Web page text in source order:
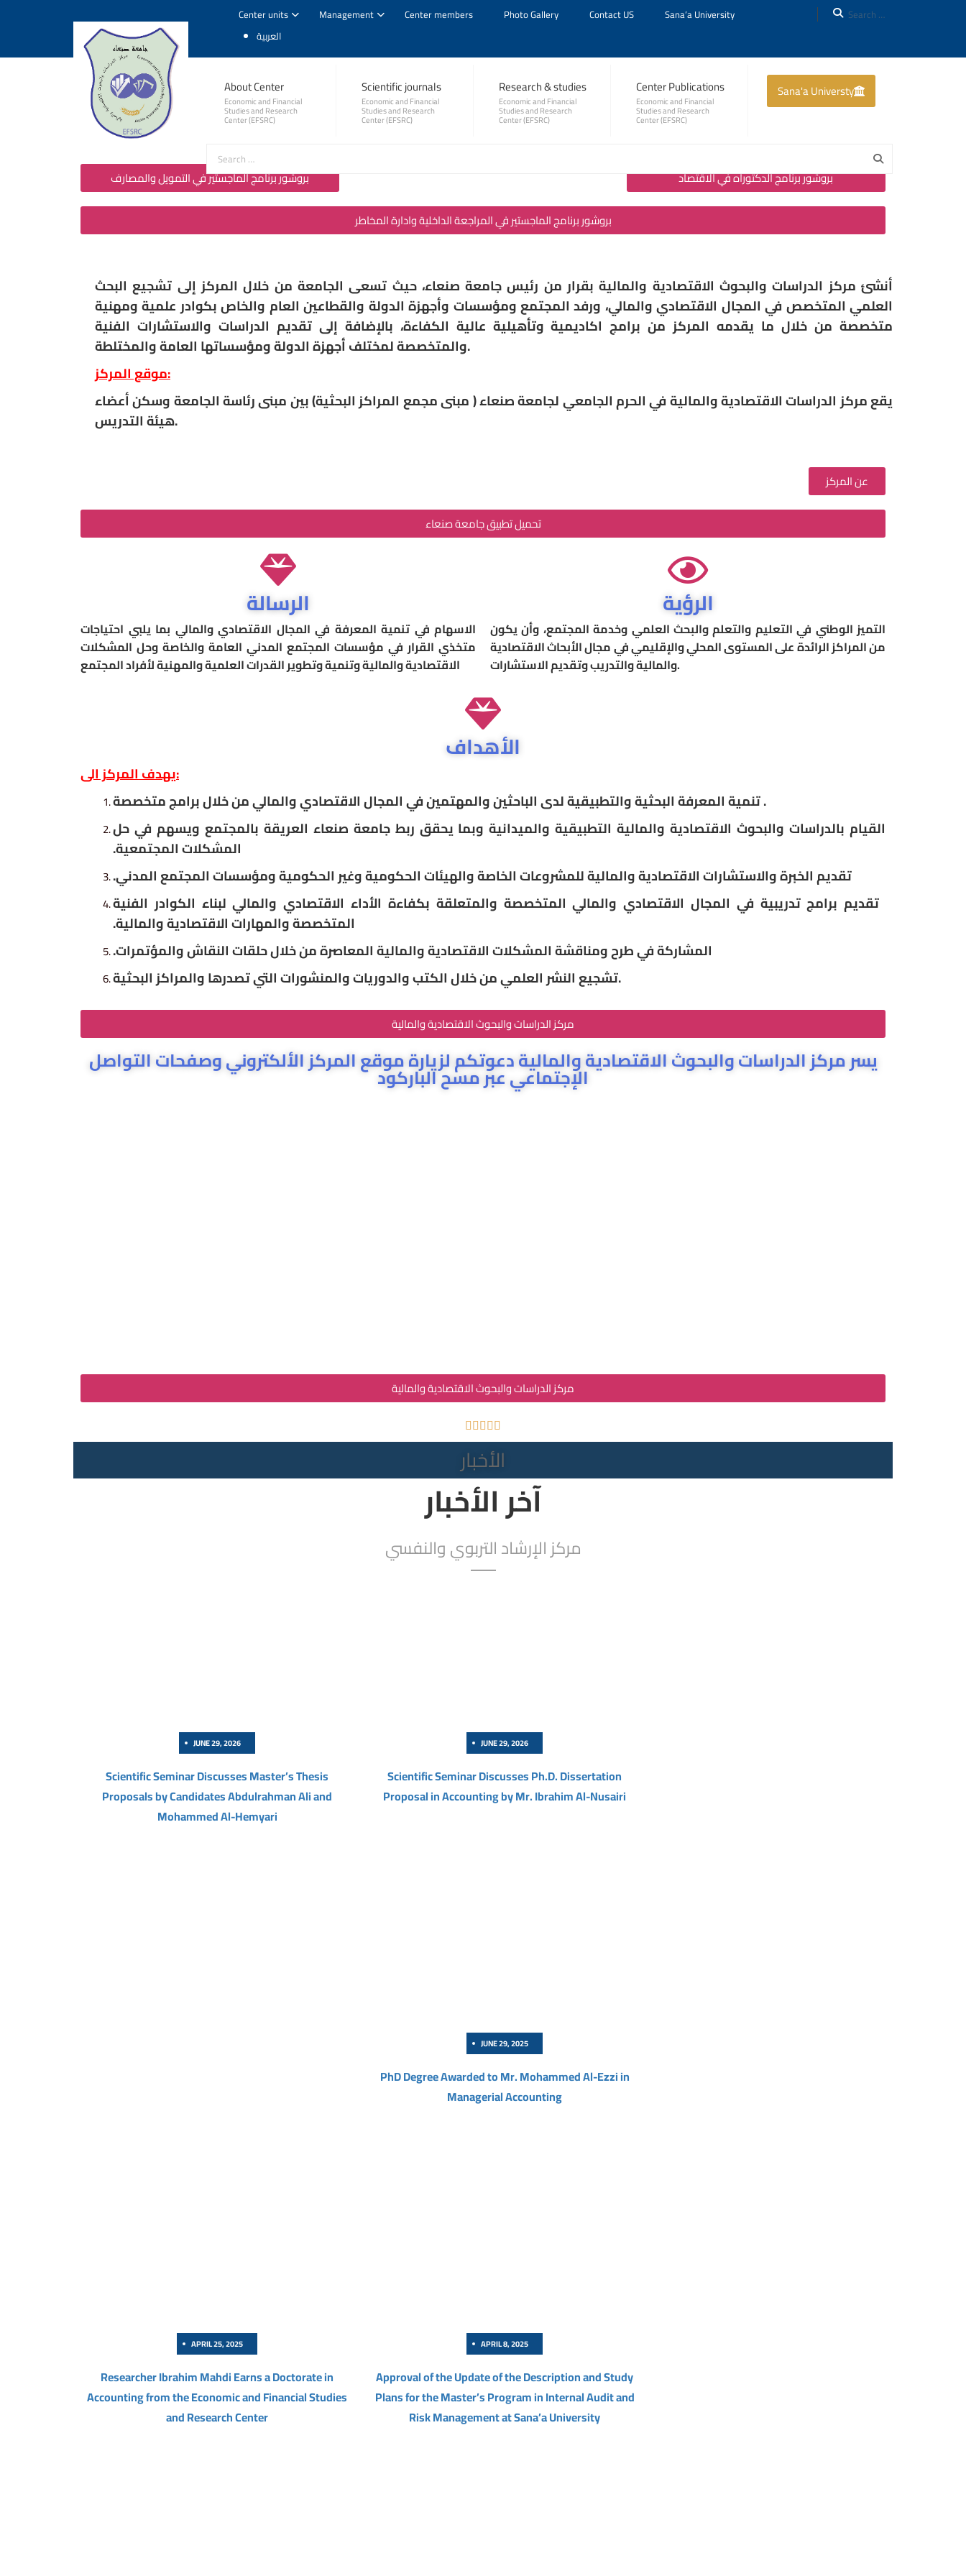
Center units Management Center members Photo Gallery Contact US
Sana’a University
العربية
About Center
Economic and Financial
Studies and Research
Center (EFSRC)
Scientific journals
Economic and Financial
Studies and Research
Center (EFSRC)
Research & studies
Economic and Financial
Studies and Research
Center (EFSRC)
Center Publications
Economic and Financial
Studies and Research
Center (EFSRC)
Sana'a Universty
مركز الدراسات والبحوث الاقتصادية والمالية
جامعة صنعاء
بروشور برنامج الماجستير في التمويل والمصارف بروشور برنامج الدكتوراه في الاقتصاد
بروشور برنامج الماجستير في المراجعة الداخلية وادارة المخاطر
أنشئ مركز الدراسات والبحوث الاقتصادية والمالية بقرار من رئيس جامعة صنعاء، حيث تسعى الجامعة من خلال المركز إلى تشجيع البحث
العلمي المتخصص في المجال الاقتصادي والمالي، ورفد المجتمع ومؤسسات وأجهزة الدولة والقطاعين العام والخاص بكوادر علمية ومهنية
متخصصة من خلال ما يقدمه المركز من برامج اكاديمية وتأهيلية عالية الكفاءة، بالإضافة إلى تقديم الدراسات والاستشارات الفنية
والمتخصصة لمختلف أجهزة الدولة ومؤسساتها العامة والمختلطة.
موقع المركز:
يقع مركز الدراسات الاقتصادية والمالية في الحرم الجامعي لجامعة صنعاء ( مبنى مجمع المراكز البحثية) بين مبنى رئاسة الجامعة وسكن أعضاء
هيئة التدريس.
عن المركز
تحميل تطبيق جامعة صنعاء
الرسالة
الاسهام في تنمية المعرفة في المجال الاقتصادي والمالي بما يلبي احتياجات
متخذي القرار في مؤسسات المجتمع المدني العامة والخاصة وحل المشكلات
الاقتصادية والمالية وتنمية وتطوير القدرات العلمية والمهنية لأفراد المجتمع
الرؤية
التميز الوطني في التعليم والتعلم والبحث العلمي وخدمة المجتمع، وأن يكون
من المراكز الرائدة على المستوى المحلي والإقليمي في مجال الأبحاث الاقتصادية
والمالية والتدريب وتقديم الاستشارات.
الأهداف
يهدف المركز الى:
تنمية المعرفة البحثية والتطبيقية لدى الباحثين والمهتمين في المجال الاقتصادي والمالي من خلال برامج متخصصة.
القيام بالدراسات والبحوث الاقتصادية والمالية التطبيقية والميدانية وبما يحقق ربط جامعة صنعاء العريقة بالمجتمع ويسهم في حل
المشكلات المجتمعية.‏
تقديم الخبرة والاستشارات الاقتصادية والمالية للمشروعات الخاصة والهيئات الحكومية وغير الحكوميةومؤسسات المجتمع المدني.‏
تقديم برامج تدريبية في المجال الاقتصادي والمالي المتخصصة والمتعلقة بكفاءة الأداء الاقتصادي والمالي لبناء الكوادر الفنية
المتخصصة والمهارات الاقتصادية والمالية.‏
المشاركة في طرح ومناقشة المشكلات الاقتصادية والمالية المعاصرة من خلال حلقات النقاش والمؤتمرات.‏
تشجيع النشر العلمي من خلال الكتب والدوريات والمنشورات التي تصدرها والمراكز البحثية.
مركز الدراسات والبحوث الاقتصادية والمالية
يسر مركز الدراسات والبحوث الاقتصادية والمالية دعوتكم لزيارة موقع المركز الألكتروني وصفحات التواصل
الإجتماعي عبر مسح الباركود
مركز الدراسات والبحوث الاقتصادية والمالية
الأخبار
آخر الأخبار
مركز الإرشاد التربوي والنفسي
JUNE 29, 2026
Scientific Seminar Discusses Master’s Thesis
Proposals by Candidates Abdulrahman Ali and
Mohammed Al-Hemyari
JUNE 29, 2026
Scientific Seminar Discusses Ph.D. Dissertation
Proposal in Accounting by Mr. Ibrahim Al-Nusairi
JUNE 29, 2025
PhD Degree Awarded to Mr. Mohammed Al-Ezzi in
Managerial Accounting
APRIL 25, 2025
Researcher Ibrahim Mahdi Earns a Doctorate in
Accounting from the Economic and Financial Studies
and Research Center
APRIL 8, 2025
Approval of the Update of the Description and Study
Plans for the Master’s Program in Internal Audit and
Risk Management at Sana’a University